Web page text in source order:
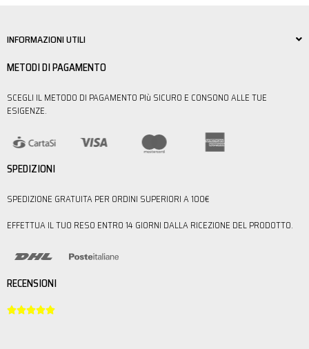
INFORMAZIONI UTILI
METODI DI PAGAMENTO
SCEGLI IL METODO DI PAGAMENTO PIù SICURO E CONSONO ALLE TUE
ESIGENZE.
SPEDIZIONI
SPEDIZIONE GRATUITA PER ORDINI SUPERIORI A 100€
EFFETTUA IL TUO RESO ENTRO 14 GIORNI DALLA RICEZIONE DEL PRODOTTO.
RECENSIONI
